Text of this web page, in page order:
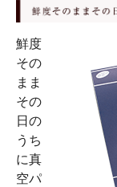
鮮度
その
まま
その
日の
うち
に真
空パ